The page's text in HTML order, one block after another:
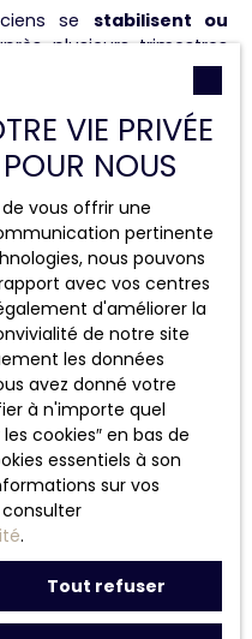
se stabilisent ou
plusieurs trimestres
davantage de visibilité
la pression sur les
)
, stabilisés autour de 3 %
la demande. Cette
d’achat des futurs
relancer les projets
croissance modérée
de-France enregistrent
l’importance
et acheteurs.
doit-on
VIE PRIVÉE
NOUS
vous offrir une
pertinente
nous pouvons
avec vos centres
d'améliorer la
de notre site
les données
avez donné votre
à n'importe quel
cookies″ en bas de
essentiels à son
sur vos
consulter
.
Tout refuser